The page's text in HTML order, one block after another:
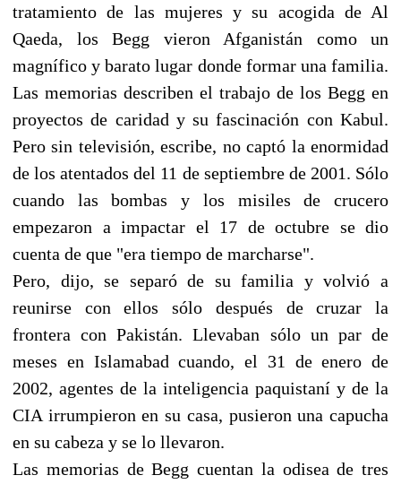
tratamiento de las mujeres y su acogida de Al
Qaeda, los Begg vieron Afganistán como un
magnífico y barato lugar donde formar una familia.
Las memorias describen el trabajo de los Begg en
proyectos de caridad y su fascinación con Kabul.
Pero sin televisión, escribe, no captó la enormidad
de los atentados del 11 de septiembre de 2001. Sólo
cuando las bombas y los misiles de crucero
empezaron a impactar el 17 de octubre se dio
cuenta de que "era tiempo de marcharse".
Pero, dijo, se separó de su familia y volvió a
reunirse con ellos sólo después de cruzar la
frontera con Pakistán. Llevaban sólo un par de
meses en Islamabad cuando, el 31 de enero de
2002, agentes de la inteligencia paquistaní y de la
CIA irrumpieron en su casa, pusieron una capucha
en su cabeza y se lo llevaron.
Las memorias de Begg cuentan la odisea de tres